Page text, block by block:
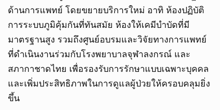
ด้านการแพทย์ โดยขยายบริการใหม่ อาทิ ห้องปฏิบัติ
การระบบภูมิคุ้มกันที่ทันสมัย ห้องให้เคมีบำบัดที่มี
มาตรฐานสูง รวมถึงศูนย์อบรมและวิจัยทางการแพทย์
ที่ดำเนินงานร่วมกับโรงพยาบาลจุฬาลงกรณ์ และ
สภากาชาดไทย เพื่อรองรับการรักษาแบบเฉพาะบุคคล
และเพิ่มประสิทธิภาพในการดูแลผู้ป่วยให้ครอบคลุมยิ่ง
ขึ้น